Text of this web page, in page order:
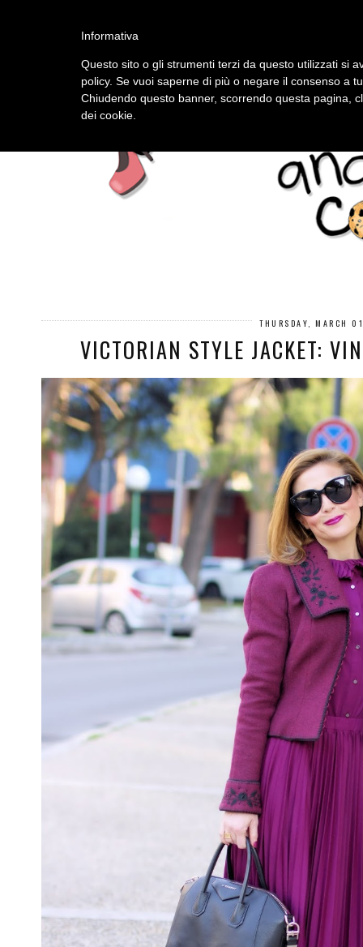
THURSDAY, MARCH
VICTORIAN STYLE JACKET:
Informativa
Questo sito o gli strumenti terzi da questo utilizzati si
policy. Se vuoi saperne di più o negare il consenso a
Chiudendo questo banner, scorrendo questa pagina,
dei cookie.